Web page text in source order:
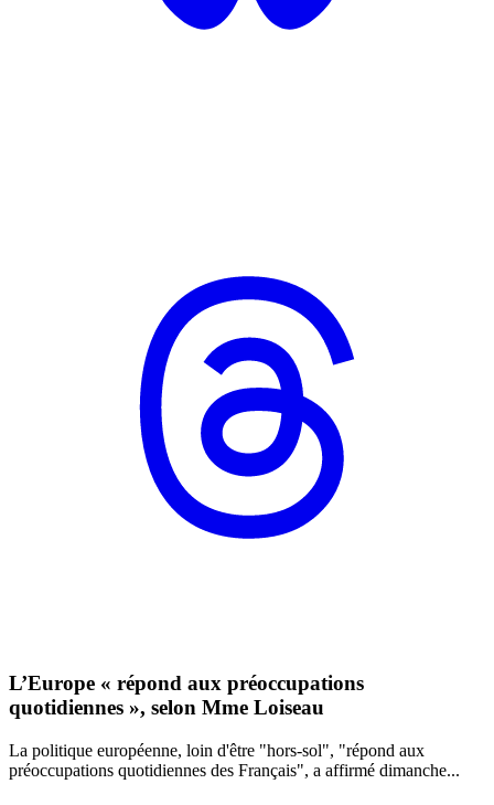
L’Europe « répond aux préoccupations
quotidiennes », selon Mme Loiseau
La politique européenne, loin d'être "hors-sol", "répond aux
préoccupations quotidiennes des Français", a affirmé dimanche...